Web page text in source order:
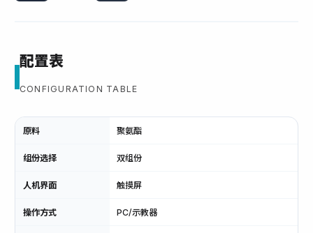
配置表
CONFIGURATION TABLE
原料 聚氨酯
组份选择 双组份
人机界面 触摸屏
操作方式 PC/示教器